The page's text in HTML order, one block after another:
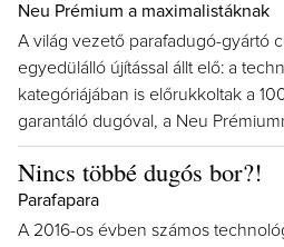
Neu Prémium a maximalistáknak
A világ vezető parafadugó-gyártó
egyedülálló újítással állt elő: a
kategóriájában is előrukkoltak a
garantáló dugóval, a Neu
Nincs többé dugós bor?!
Parafapara
A 2016-os évben számos